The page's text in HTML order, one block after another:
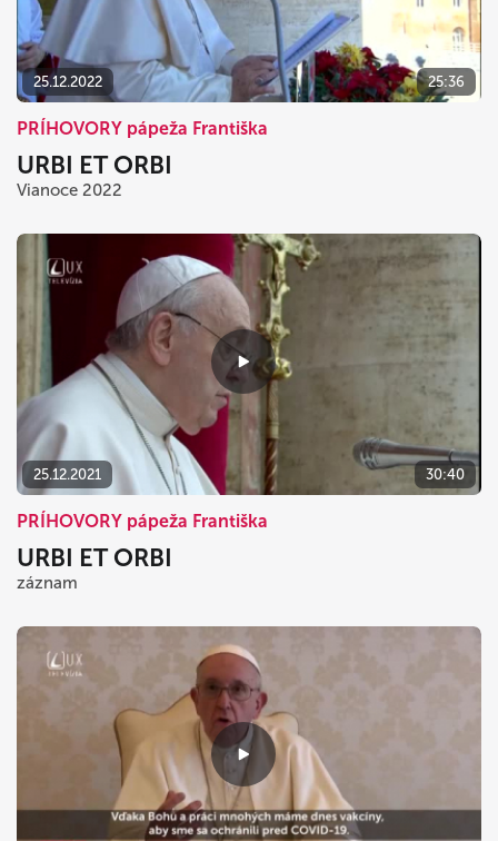
25.12.2022 25:36
PRÍHOVORY pápeža Františka
URBI ET ORBI
Vianoce 2022
25.12.2021 30:40
PRÍHOVORY pápeža Františka
URBI ET ORBI
záznam